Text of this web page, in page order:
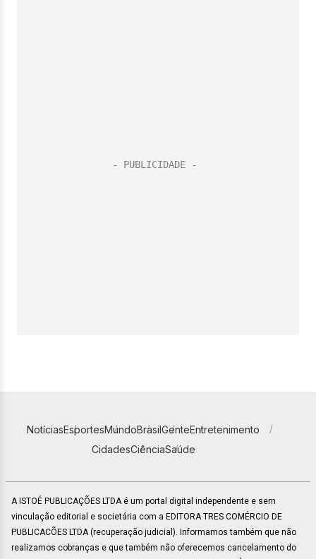
NotíciasEsportesMundoBrasilGenteEntretenimento
CidadesCiênciaSaúde
A ISTOÉ PUBLICAÇÕES LTDA é um portal digital independente e sem
vinculação editorial e societária com a EDITORA TRES COMÉRCIO DE
PUBLICACÕES LTDA (recuperação judicial). Informamos também que não
realizamos cobranças e que também não oferecemos cancelamento do